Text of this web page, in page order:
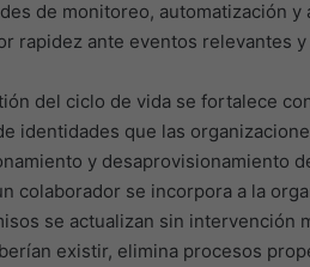
de monitoreo, automatización
rapidez ante eventos relevantes
del ciclo de vida se fortalece
identidades que las
y desaprovisionamiento
colaborador se incorpora a la
se actualizan sin intervención
existir, elimina procesos